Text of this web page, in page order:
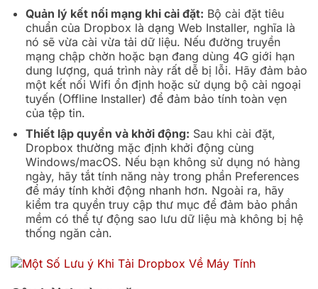
Quản lý kết nối mạng khi cài đặt: Bộ cài đặt tiêu
chuẩn của Dropbox là dạng Web Installer, nghĩa là
nó sẽ vừa cài vừa tải dữ liệu. Nếu đường truyền
mạng chập chờn hoặc bạn đang dùng 4G giới hạn
dung lượng, quá trình này rất dễ bị lỗi. Hãy đảm bảo
một kết nối Wifi ổn định hoặc sử dụng bộ cài ngoại
tuyến (Offline Installer) để đảm bảo tính toàn vẹn
của tệp tin.
Thiết lập quyền và khởi động: Sau khi cài đặt,
Dropbox thường mặc định khởi động cùng
Windows/macOS. Nếu bạn không sử dụng nó hàng
ngày, hãy tắt tính năng này trong phần Preferences
để máy tính khởi động nhanh hơn. Ngoài ra, hãy
kiểm tra quyền truy cập thư mục để đảm bảo phần
mềm có thể tự động sao lưu dữ liệu mà không bị hệ
thống ngăn cản.